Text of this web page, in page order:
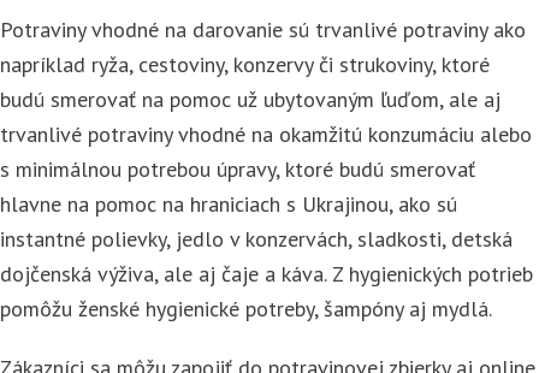
Potraviny vhodné na darovanie sú trvanlivé potraviny ako
napríklad ryža, cestoviny, konzervy či strukoviny, ktoré
budú smerovať na pomoc už ubytovaným ľuďom, ale aj
trvanlivé potraviny vhodné na okamžitú konzumáciu alebo
s minimálnou potrebou úpravy, ktoré budú smerovať
hlavne na pomoc na hraniciach s Ukrajinou, ako sú
instantné polievky, jedlo v konzervách, sladkosti, detská
dojčenská výživa, ale aj čaje a káva. Z hygienických potrieb
pomôžu ženské hygienické potreby, šampóny aj mydlá.
Zákazníci sa môžu zapojiť do potravinovej zbierky aj online,